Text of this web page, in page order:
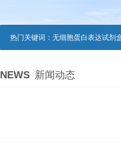
热门关键词： 无细胞蛋白表达试剂
NEWS 新闻动态